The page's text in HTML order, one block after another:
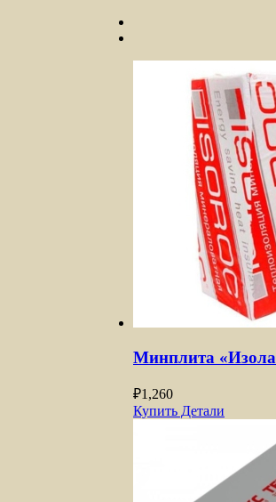
Минплита
₽1,260
Купить Детали